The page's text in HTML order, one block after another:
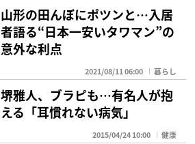
山形の田んぼにポツンと…入居
者語る“日本一安いタワマン”の
意外な利点
2021/08/11 06:00 暮らし
堺雅人、ブラピも…有名人が抱
える「耳慣れない病気」
2015/04/24 10:00 健康